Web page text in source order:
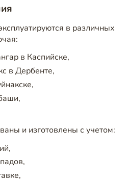
в различных
в Каспийске,
в Дербенте,
и изготовлены с учетом: